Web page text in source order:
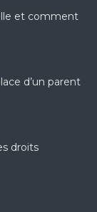
et comment
d’un parent
droits